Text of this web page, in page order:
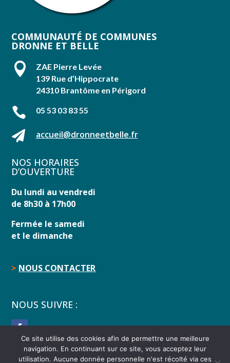
COMMUNAUTÉ DE COMMUNES
DRONNE ET BELLE

ZAE Pierre Levée
139 Rue d’Hippocrate
24310 Brantôme en Périgord
 05 53 03 83 55
 accueil@dronneetbelle.fr
NOS HORAIRES
D’OUVERTURE
Du lundi au vendredi
de 8h30 à 17h00
Fermée le samedi
et le dimanche
> NOUS CONTACTER
NOUS SUIVRE :
Ce site utilise des cookies afin de permettre une meilleure
navigation. En continuant sur ce site, vous acceptez leur
utilisation. Aucune donnée personnelle n'est récolté via ces